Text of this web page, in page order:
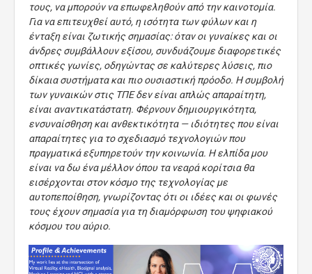
τους, να μπορούν να επωφεληθούν από την καινοτομία.
Για να επιτευχθεί αυτό, η ισότητα των φύλων και η
ένταξη είναι ζωτικής σημασίας: όταν οι γυναίκες και οι
άνδρες συμβάλλουν εξίσου, συνδυάζουμε διαφορετικές
οπτικές γωνίες, οδηγώντας σε καλύτερες λύσεις, πιο
δίκαια συστήματα και πιο ουσιαστική πρόοδο. Η συμβολή
των γυναικών στις ΤΠΕ δεν είναι απλώς απαραίτητη,
είναι αναντικατάστατη. Φέρνουν δημιουργικότητα,
ενσυναίσθηση και ανθεκτικότητα — ιδιότητες που είναι
απαραίτητες για το σχεδιασμό τεχνολογιών που
πραγματικά εξυπηρετούν την κοινωνία. Η ελπίδα μου
είναι να δω ένα μέλλον όπου τα νεαρά κορίτσια θα
εισέρχονται στον κόσμο της τεχνολογίας με
αυτοπεποίθηση, γνωρίζοντας ότι οι ιδέες και οι φωνές
τους έχουν σημασία για τη διαμόρφωση του ψηφιακού
κόσμου του αύριο.